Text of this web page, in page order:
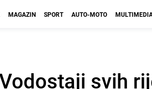
MAGAZIN SPORT AUTO-MOTO
svih